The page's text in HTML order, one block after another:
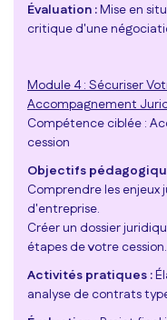
Évaluation : Mise en
critique d'une
Module 4 : Sécuriser
Accompagnement
Compétence ciblée :
cession
Objectifs
Comprendre les enjeux
d'entreprise.
Créer un dossier
étapes de votre cession.
Activités pratiques :
analyse de contrats